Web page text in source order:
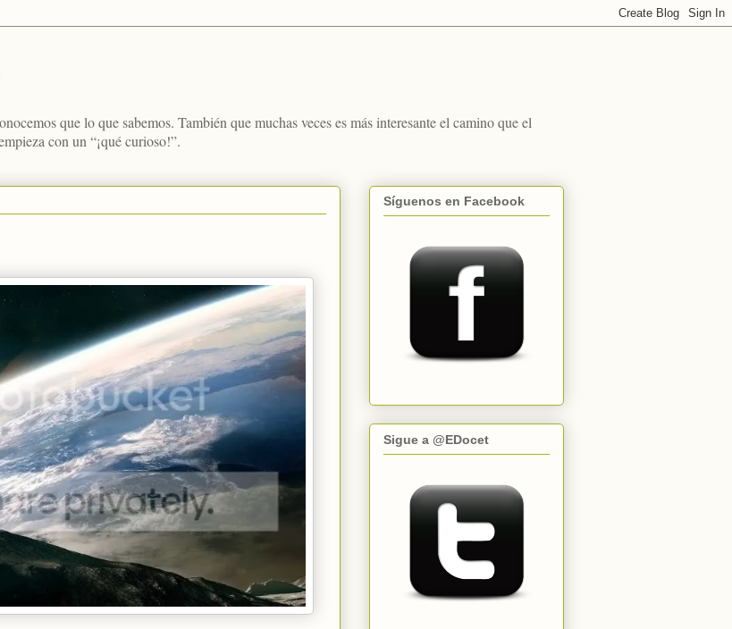
que lo que sabemos. También que muchas veces es más interesante el camino que el
con un “¡qué curioso!”.
Síguenos en Facebook
Sigue a @EDocet